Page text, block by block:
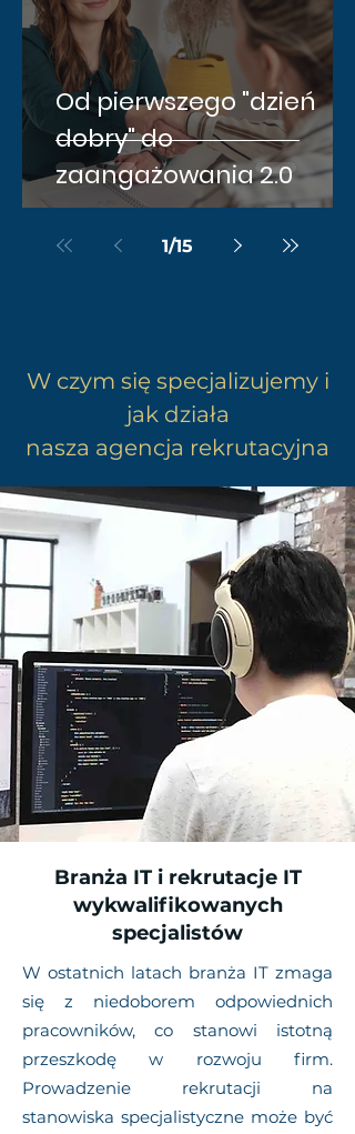
Od pierwszego "dzień
dobry" do
zaangażowania 2.0
1/15
W czym się specjalizujemy i
jak działa
nasza agencja rekrutacyjna
Branża IT i rekrutacje IT
wykwalifikowanych
specjalistów
W ostatnich latach branża IT zmaga
się z niedoborem odpowiednich
pracowników, co stanowi istotną
przeszkodę w rozwoju firm.
Prowadzenie rekrutacji na
stanowiska specjalistyczne może być